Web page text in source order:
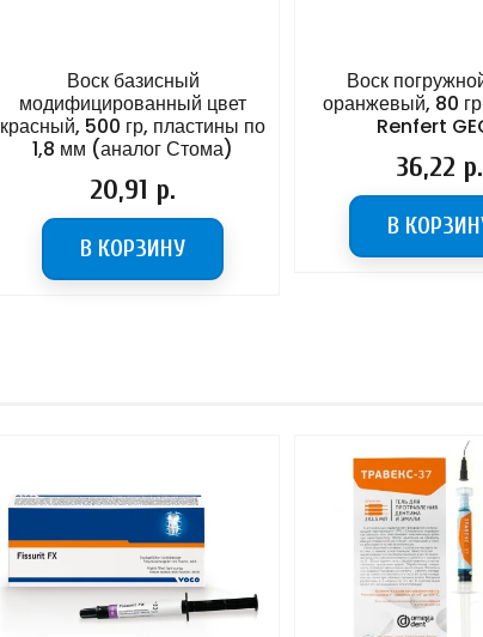
Воск базисный
модифицированный цвет
красный, 500 гр, пластины по
1,8 мм (аналог Стома)
Цена
20,91 р.
В КОРЗИНУ
Воск
оранжевый, 80
Renfert
Цена
36,22 р.
В